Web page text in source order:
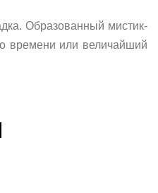
Образованный мистик-
времени или величайший